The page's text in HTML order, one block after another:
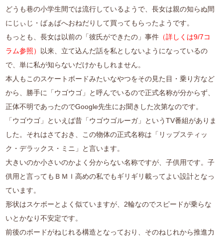
どうも巷の小学生間では流行しているようで、長女は親の知らぬ間
にじぃじ・ばぁばへおねだりして買ってもらったようです。
もっとも、長女は以前の「彼氏ができたの」事件 （詳しくは9/7コ
ラム参照）
以来、立て込んだ話を私としないようになっているの
で、単に私が知らないだけかもしれません。
本人もこのスケートボードみたいなやつをその見た目・乗り方など
から、勝手に「ウゴウゴ」と呼んでいるので正式名称が分からず、
正体不明であったのでGoogle先生にお聞きした次第なのです。
「ウゴウゴ」といえば昔「ウゴウゴルーガ」というTV番組がありま
した。それはさておき、この物体の正式名称は「リップスティッ
ク・デラックス・ミニ」と言います。
大きいのか小さいのかよく分からない名称ですが、子供用です。子
供用と言ってもＢＭＩ高めの私でもギリギリ載ってよい設計となっ
ています。
形状はスケボーとよく似ていますが、2輪なのでスピードが乗らな
いとかなり不安定です。
前後のボードがねじれる構造となっており、そのねじれから推進力